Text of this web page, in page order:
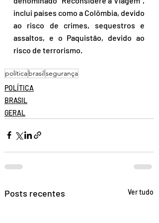
inclui países como a Colômbia, devido
ao risco de crimes, sequestros e
assaltos, e o Paquistão, devido ao
risco de terrorismo.
políticabrasilsegurança
POLÍTICA
BRASIL
GERAL
Posts recentes Ver tudo